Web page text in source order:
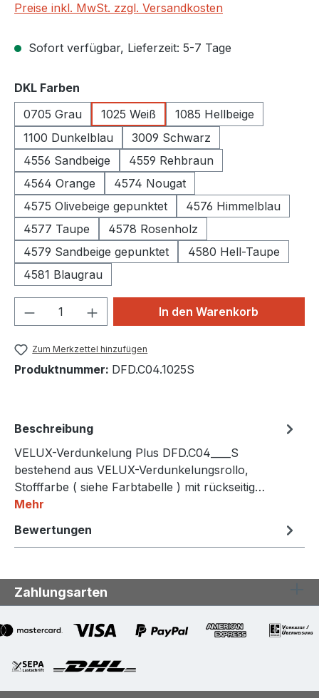
Preise inkl. MwSt. zzgl. Versandkosten
Sofort verfügbar, Lieferzeit: 5-7 Tage
DKL Farben
0705 Grau
1025 Weiß
1085 Hellbeige
1100 Dunkelblau
3009 Schwarz
4556 Sandbeige
4559 Rehbraun
4564 Orange
4574 Nougat
4575 Olivebeige gepunktet
4576 Himmelblau
4577 Taupe
4578 Rosenholz
4579 Sandbeige gepunktet
4580 Hell-Taupe
4581 Blaugrau
Produkt Anzahl: Gib denIn den Warenkorb
Zum Merkzettel hinzufügen
Produktnummer: DFD.C04.1025S
Beschreibung
VELUX-Verdunkelung Plus DFD.C04____S
bestehend aus VELUX-Verdunkelungsrollo,
Stofffarbe ( siehe Farbtabelle ) mit rückseitig…
Mehr
Bewertungen
Zahlungsarten